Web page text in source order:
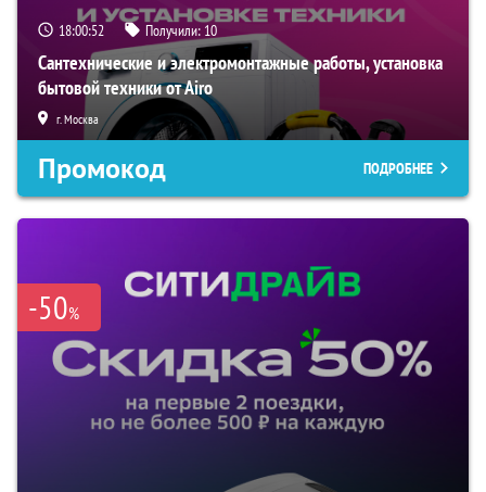
18:00:50 Получили: 10
Сантехнические и электромонтажные работы, установка
бытовой техники от Airo
г. Москва
Промокод ПОДРОБНЕЕ
-50%